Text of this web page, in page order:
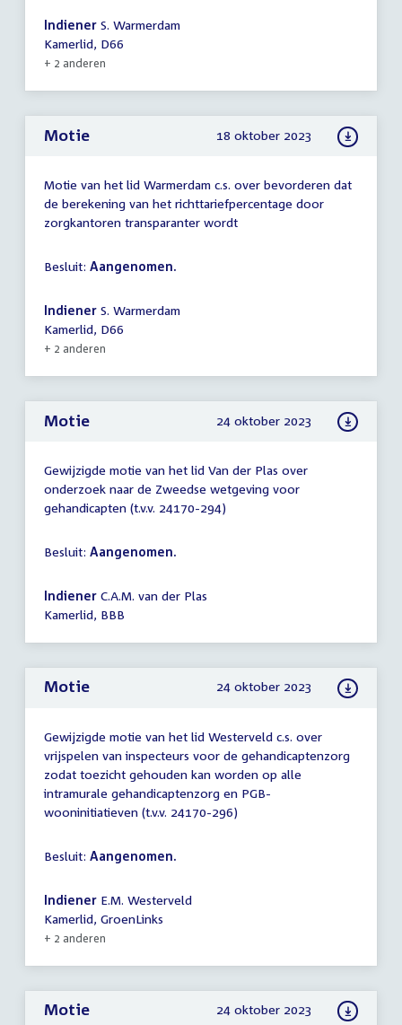
Indiener S. Warmerdam
Kamerlid, D66
+ 2 anderen
Motie 18 oktober 2023
Motie van het lid Warmerdam c.s. over bevorderen dat
de berekening van het richttariefpercentage door
zorgkantoren transparanter wordt
Besluit: Aangenomen.
Indiener S. Warmerdam
Kamerlid, D66
+ 2 anderen
Motie 24 oktober 2023
Gewijzigde motie van het lid Van der Plas over
onderzoek naar de Zweedse wetgeving voor
gehandicapten (t.v.v. 24170-294)
Besluit: Aangenomen.
Indiener C.A.M. van der Plas
Kamerlid, BBB
Motie 24 oktober 2023
Gewijzigde motie van het lid Westerveld c.s. over
vrijspelen van inspecteurs voor de gehandicaptenzorg
zodat toezicht gehouden kan worden op alle
intramurale gehandicaptenzorg en PGB-
wooninitiatieven (t.v.v. 24170-296)
Besluit: Aangenomen.
Indiener E.M. Westerveld
Kamerlid, GroenLinks
+ 2 anderen
Motie 24 oktober 2023